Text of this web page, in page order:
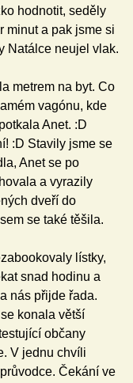
hodnotit, seděly
minut a pak jsme si
Natálce neujel vlak.
metrem na byt. Co
vagónu, kde
Anet. :D
:D Stavily jsme se
Anet se po
a vyrazily
dveří do
se také těšila.
lístky,
snad hodinu a
nás přijde řada.
konala větší
občany
V jednu chvíli
Čekání ve